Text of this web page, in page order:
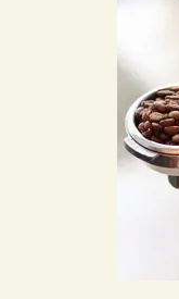
Una macinatura
diluito, mentre
sovraccarico di
manuale
mentre la
più grossolana e
filtro invece
e le macchine
richiedono
Solitamente, per
grammi di caffè
variare la